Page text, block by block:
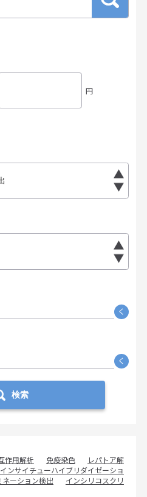
円
く
く
検索
作用解析 免疫染色
レパトア解
インサイチューハイブリダイゼーショ
ネーション検出
インシリコスクリ